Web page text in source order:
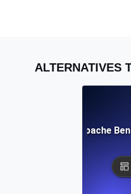
ALTERNATIVES
Apache